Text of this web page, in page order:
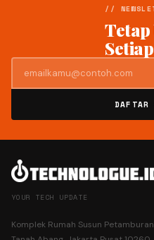
//
DAFTAR
YOUR TECH UPDATE
Komplek Rumah Susun Petamburan